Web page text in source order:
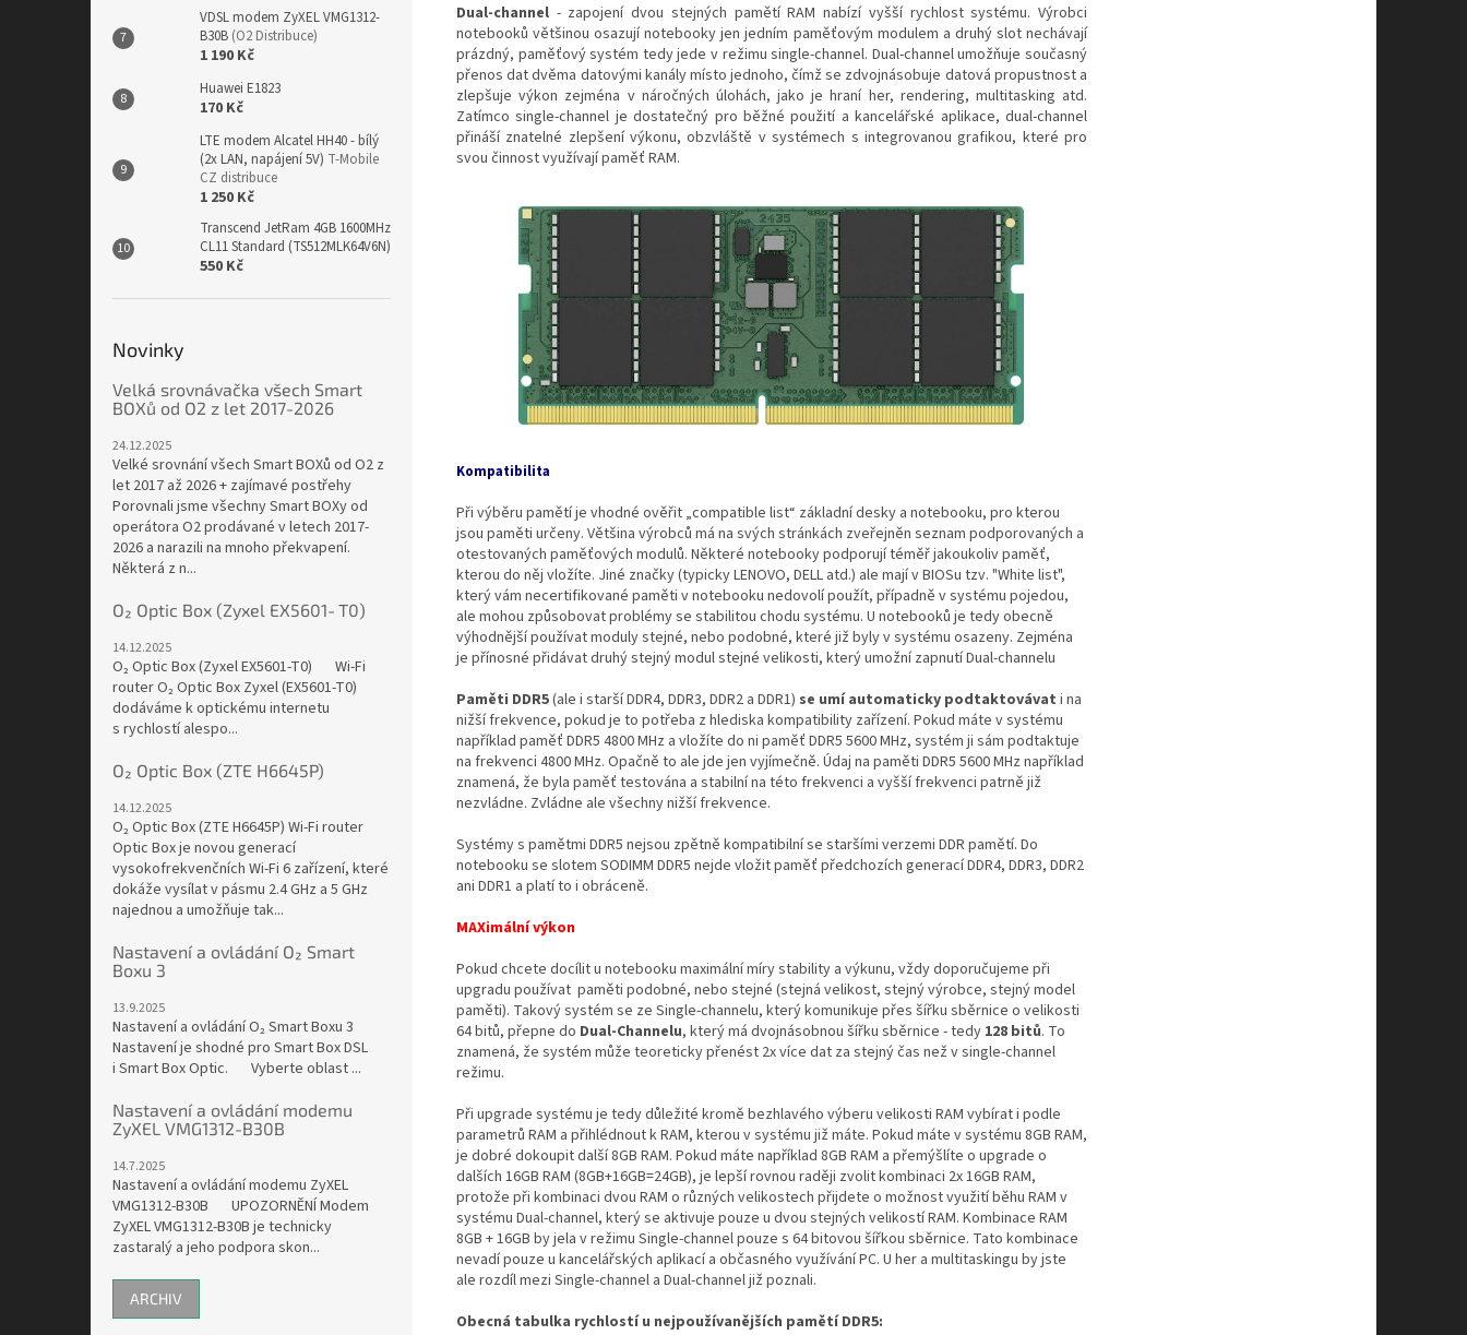
VDSL modem ZyXEL VMG1312-
B30B (O2 Distribuce)
1 190 Kč
Huawei E1823
170 Kč
LTE modem Alcatel HH40 - bílý
(2x LAN, napájení 5V) T-Mobile
CZ distribuce
1 250 Kč
Transcend JetRam 4GB 1600MHz
CL11 Standard (TS512MLK64V6N)
550 Kč
Novinky
Velká srovnávačka všech Smart
BOXů od O2 z let 2017-2026
24.12.2025
Velké srovnání všech Smart BOXů od O2 z
let 2017 až 2026 + zajímavé postřehy
Porovnali jsme všechny Smart BOXy od
operátora O2 prodávané v letech 2017-
2026 a narazili na mnoho překvapení.
Některá z n...
O₂ Optic Box (Zyxel EX5601‑T0)
14.12.2025
O₂ Optic Box (Zyxel EX5601‑T0) Wi-Fi
router O₂ Optic Box Zyxel (EX5601-T0)
dodáváme k optickému internetu
s rychlostí alespo...
O₂ Optic Box (ZTE H6645P)
14.12.2025
O₂ Optic Box (ZTE H6645P) Wi-Fi router
Optic Box je novou generací
vysokofrekvenčních Wi-Fi 6 zařízení, které
dokáže vysílat v pásmu 2.4 GHz a 5 GHz
najednou a umožňuje tak...
Nastavení a ovládání O₂ Smart
Boxu 3
13.9.2025
Nastavení a ovládání O₂ Smart Boxu 3
Nastavení je shodné pro Smart Box DSL
i Smart Box Optic. Vyberte oblast ...
Nastavení a ovládání modemu
ZyXEL VMG1312-B30B
14.7.2025
Nastavení a ovládání modemu ZyXEL
VMG1312-B30B UPOZORNĚNÍ Modem
ZyXEL VMG1312-B30B je technicky
zastaralý a jeho podpora skon...
ARCHIV
Dual-channel - zapojení dvou stejných pamětí RAM nabízí vyšší rychlost systému. Výrobci
notebooků většinou osazují notebooky jen jedním paměťovým modulem a druhý slot nechávají
prázdný, paměťový systém tedy jede v režimu single-channel. Dual-channel umožňuje současný
přenos dat dvěma datovými kanály místo jednoho, čímž se zdvojnásobuje datová propustnost a
zlepšuje výkon zejména v náročných úlohách, jako je hraní her, rendering, multitasking atd.
Zatímco single-channel je dostatečný pro běžné použití a kancelářské aplikace, dual-channel
přináší znatelné zlepšení výkonu, obzvláště v systémech s integrovanou grafikou, které pro
svou činnost využívají paměť RAM.
Kompatibilita
Při výběru pamětí je vhodné ověřit „compatible list“ základní desky a notebooku, pro kterou
jsou paměti určeny. Většina výrobců má na svých stránkách zveřejněn seznam podporovaných a
otestovaných paměťových modulů. Některé notebooky podporují téměř jakoukoliv paměť,
kterou do něj vložíte. Jiné značky (typicky LENOVO, DELL atd.) ale mají v BIOSu tzv. "White list",
který vám necertifikované paměti v notebooku nedovolí použít, případně v systému pojedou,
ale mohou způsobovat problémy se stabilitou chodu systému. U notebooků je tedy obecně
výhodnější používat moduly stejné, nebo podobné, které již byly v systému osazeny. Zejména
je přínosné přidávat druhý stejný modul stejné velikosti, který umožní zapnutí Dual-channelu
Paměti DDR5(ale i starší DDR4, DDR3, DDR2 a DDR1) se umí automaticky podtaktovávat i na
nižší frekvence, pokud je to potřeba z hlediska kompatibility zařízení. Pokud máte v systému
například paměť DDR5 4800 MHz a vložíte do ni paměť DDR5 5600 MHz, systém ji sám podtaktuje
na frekvenci 4800 MHz. Opačně to ale jde jen vyjímečně. Údaj na paměti DDR5 5600 MHz například
znamená, že byla paměť testována a stabilní na této frekvenci a vyšší frekvenci patrně již
nezvládne. Zvládne ale všechny nižší frekvence.
Systémy s pamětmi DDR5 nejsou zpětně kompatibilní se staršími verzemi DDR pamětí. Do
notebooku se slotem SODIMM DDR5 nejde vložit paměť předchozích generací DDR4, DDR3, DDR2
ani DDR1 a platí to i obráceně.
MAXimální výkon
Pokud chcete docílit u notebooku maximální míry stability a výkunu, vždy doporučujeme při
upgradu používat paměti podobné, nebo stejné (stejná velikost, stejný výrobce, stejný model
paměti). Takový systém se ze Single-channelu, který komunikuje přes šířku sběrnice o velikosti
64 bitů, přepne do Dual-Channelu, který má dvojnásobnou šířku sběrnice - tedy 128 bitů. To
znamená, že systém může teoreticky přenést 2x více dat za stejný čas než v single-channel
režimu.
Při upgrade systému je tedy důležité kromě bezhlavého výberu velikosti RAM vybírat i podle
parametrů RAM a přihlédnout k RAM, kterou v systému již máte. Pokud máte v systému 8GB RAM,
je dobré dokoupit další 8GB RAM. Pokud máte například 8GB RAM a přemýšlíte o upgrade o
dalších 16GB RAM (8GB+16GB=24GB), je lepší rovnou raději zvolit kombinaci 2x 16GB RAM,
protože při kombinaci dvou RAM o různých velikostech přijdete o možnost využití běhu RAM v
systému Dual-channel, který se aktivuje pouze u dvou stejných velikostí RAM. Kombinace RAM
8GB + 16GB by jela v režimu Single-channel pouze s 64 bitovou šířkou sběrnice. Tato kombinace
nevadí pouze u kancelářských aplikací a občasného využívání PC. U her a multitaskingu by jste
ale rozdíl mezi Single-channel a Dual-channel již poznali.
Obecná tabulka rychlostí u nejpoužívanějších pamětí DDR5: